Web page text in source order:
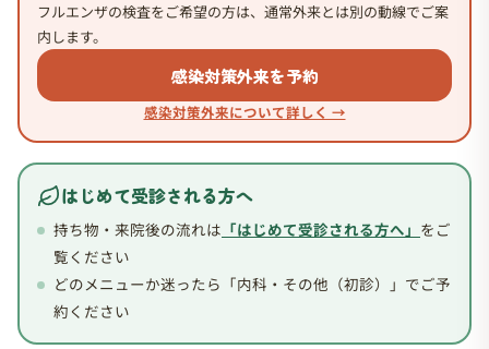
フルエンザの検査をご希望の方は、通常外来とは別の動線でご案
内します。
感染対策外来を予約
感染対策外来について詳しく →
はじめて受診される方へ
持ち物・来院後の流れは 「はじめて受診される方へ」 をご
覧ください
どのメニューか迷ったら「内科・その他（初診）」でご予
約ください